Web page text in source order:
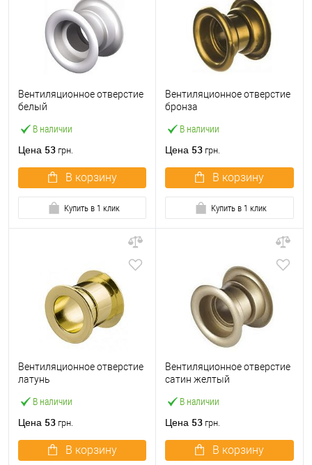
В наличии
Вентиляционное отверстие
белый
Цена 53 грн.
В корзину
Купить в 1 клик
В наличии
Вентиляционное отверстие
бронза
Цена 53 грн.
В корзину
Купить в 1 клик
В наличии
Вентиляционное отверстие
латунь
Цена 53 грн.
В корзину
В наличии
Вентиляционное отверстие
сатин желтый
Цена 53 грн.
В корзину